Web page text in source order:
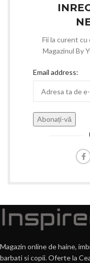
Fii la curent
Magazinul By
Email address:
Magazin online de haine,
barbati si copii. Oferte la